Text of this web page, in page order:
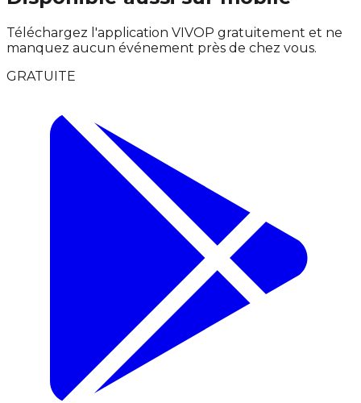
Téléchargez l'application VIVOP gratuitement et ne
manquez aucun événement près de chez vous.
GRATUITE